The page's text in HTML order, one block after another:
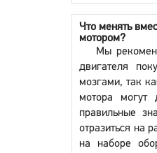
Что менять
мотором?
Мы
двигателя
мозгами, так
мотора могут
правильные
отразиться на
на наборе